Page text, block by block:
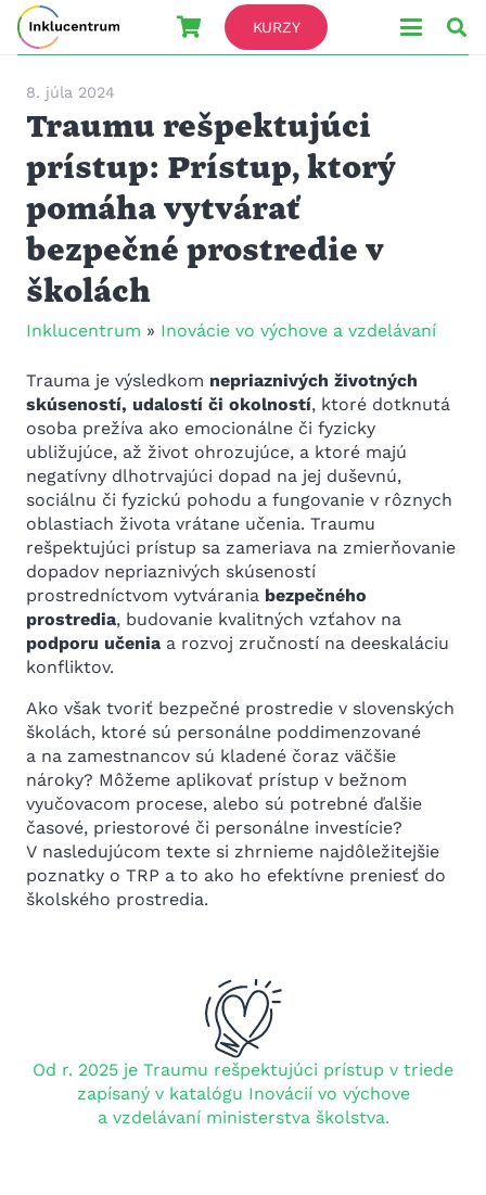
KURZY
8. júla 2024
Traumu rešpektujúci
prístup: Prístup, ktorý
pomáha vytvárať
bezpečné prostredie v
školách
Inklucentrum » Inovácie vo výchove a vzdelávaní
Trauma je výsledkom nepriaznivých životných
skúseností, udalostí či okolností, ktoré dotknutá
osoba prežíva ako emocionálne či fyzicky
ubližujúce, až život ohrozujúce, a ktoré majú
negatívny dlhotrvajúci dopad na jej duševnú,
sociálnu či fyzickú pohodu a fungovanie v rôznych
oblastiach života vrátane učenia. Traumu
rešpektujúci prístup sa zameriava na zmierňovanie
dopadov nepriaznivých skúseností
prostredníctvom vytvárania bezpečného
prostredia, budovanie kvalitných vzťahov na
podporu učenia a rozvoj zručností na deeskaláciu
konfliktov.
Ako však tvoriť bezpečné prostredie v slovenských
školách, ktoré sú personálne poddimenzované
a na zamestnancov sú kladené čoraz väčšie
nároky? Môžeme aplikovať prístup v bežnom
vyučovacom procese, alebo sú potrebné ďalšie
časové, priestorové či personálne investície?
V nasledujúcom texte si zhrnieme najdôležitejšie
poznatky o TRP a to ako ho efektívne preniesť do
školského prostredia.
Od r. 2025 je Traumu rešpektujúci prístup v triede
zapísaný v katalógu Inovácií vo výchove
a vzdelávaní ministerstva školstva.